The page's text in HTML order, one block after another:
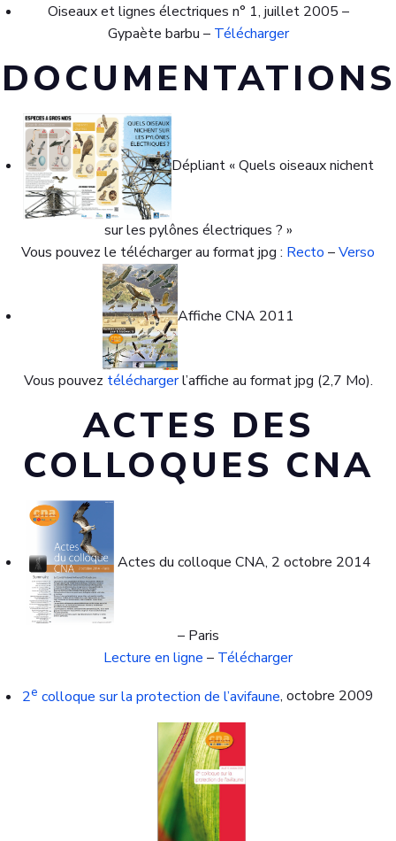
Oiseaux et lignes électriques n° 1, juillet 2005 –
Gypaète barbu – Télécharger
DOCUMENTATIONS
Dépliant « Quels oiseaux nichent
sur les pylônes électriques ? »
Vous pouvez le télécharger au format jpg : Recto –Verso
Affiche CNA 2011
Vous pouvez téléchargerl’affiche au format jpg (2,7 Mo).
ACTES DES
COLLOQUES CNA
Actes du colloque CNA, 2 octobre 2014
– Paris
Lecture en ligne – Télécharger
2e colloque sur la protection de l’avifaune, octobre 2009